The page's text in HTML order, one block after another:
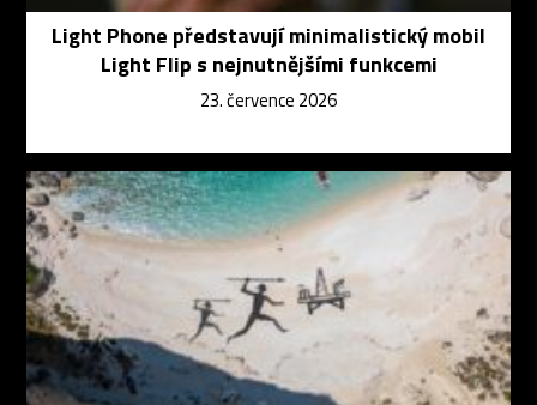
Light Phone představují minimalistický mobil
Light Flip s nejnutnějšími funkcemi
23. července 2026